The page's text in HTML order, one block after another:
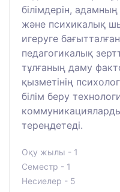
білімдерін,
және психикалық
игеруге
педагогикалық
тұлғаның даму
қызметінің
білім беру
тереңдетеді.
Оқу жылы - 1
Семестр - 1
Несиелер - 5